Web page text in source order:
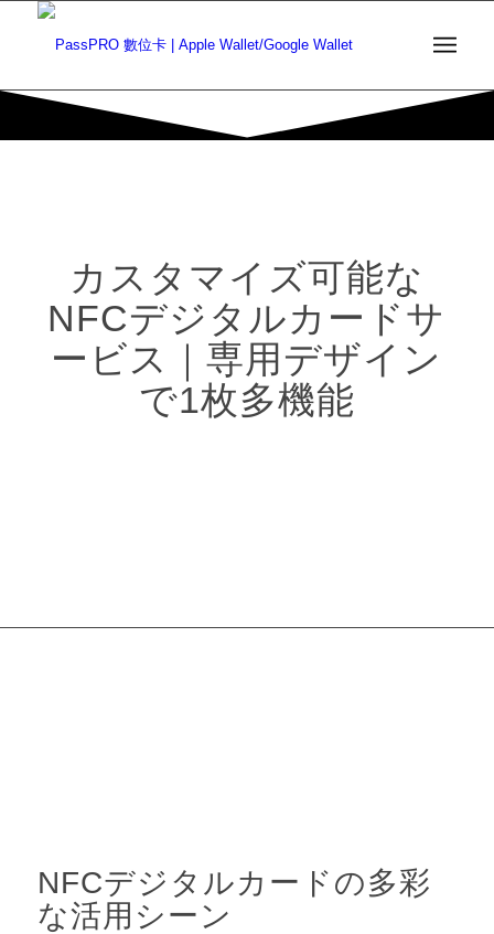
カスタマイズ可能な
NFCデジタルカードサ
ービス｜専用デザイン
で1枚多機能
NFCデジタルカードの多彩
な活用シーン